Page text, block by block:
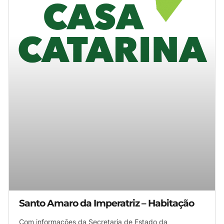
Santo Amaro da Imperatriz – Habitação
Com informações da Secretaria de Estado da